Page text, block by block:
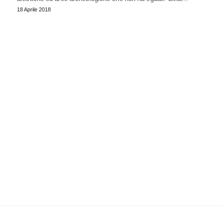
18 Aprile 2018